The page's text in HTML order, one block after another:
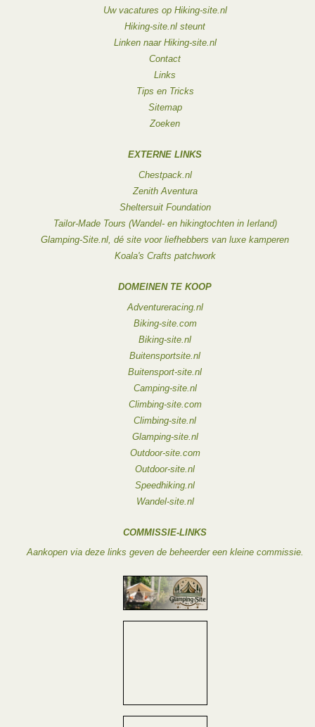
Uw vacatures op Hiking-site.nl
Hiking-site.nl steunt
Linken naar Hiking-site.nl
Contact
Links
Tips en Tricks
Sitemap
Zoeken
EXTERNE LINKS
Chestpack.nl
Zenith Aventura
Sheltersuit Foundation
Tailor-Made Tours (Wandel- en hikingtochten in Ierland)
Glamping-Site.nl, dé site voor liefhebbers van luxe kamperen
Koala's Crafts patchwork
DOMEINEN TE KOOP
Adventureracing.nl
Biking-site.com
Biking-site.nl
Buitensportsite.nl
Buitensport-site.nl
Camping-site.nl
Climbing-site.com
Climbing-site.nl
Glamping-site.nl
Outdoor-site.com
Outdoor-site.nl
Speedhiking.nl
Wandel-site.nl
COMMISSIE-LINKS
Aankopen via deze links geven de beheerder een kleine commissie.